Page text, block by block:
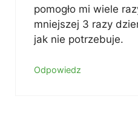
pomogło mi wiele
mniejszej 3 razy
jak nie potrzebuje.
Odpowiedz